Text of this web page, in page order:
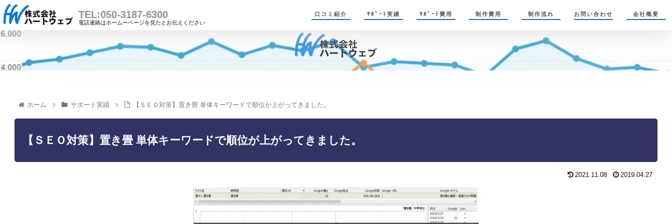
ホーム サポート実績 【ＳＥＯ対策】置き畳 単体キーワードで順位が上がってきました。
【ＳＥＯ対策】置き畳 単体キーワードで順位が上がってきました。
2021.11.08 2019.04.27
TEL:050-3187-6300
電話連絡はホームーページを見たとお伝えください
会社概要
お問い合わせ
制作流れ
制作費用
ｻﾎﾟｰﾄ費用
ｻﾎﾟｰﾄ実績
口コミ紹介